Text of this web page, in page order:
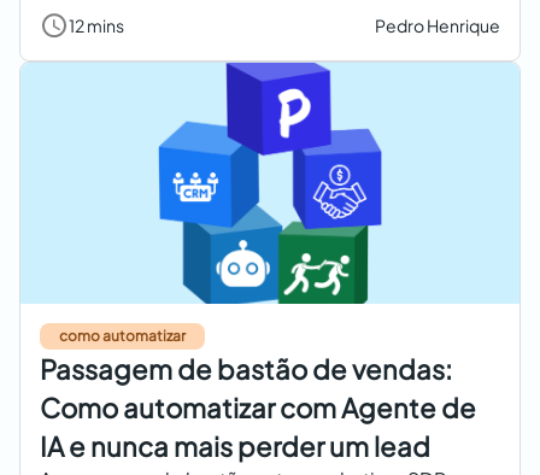
12 mins Pedro Henrique
como automatizar
Passagem de bastão de vendas:
Como automatizar com Agente de
IA e nunca mais perder um lead